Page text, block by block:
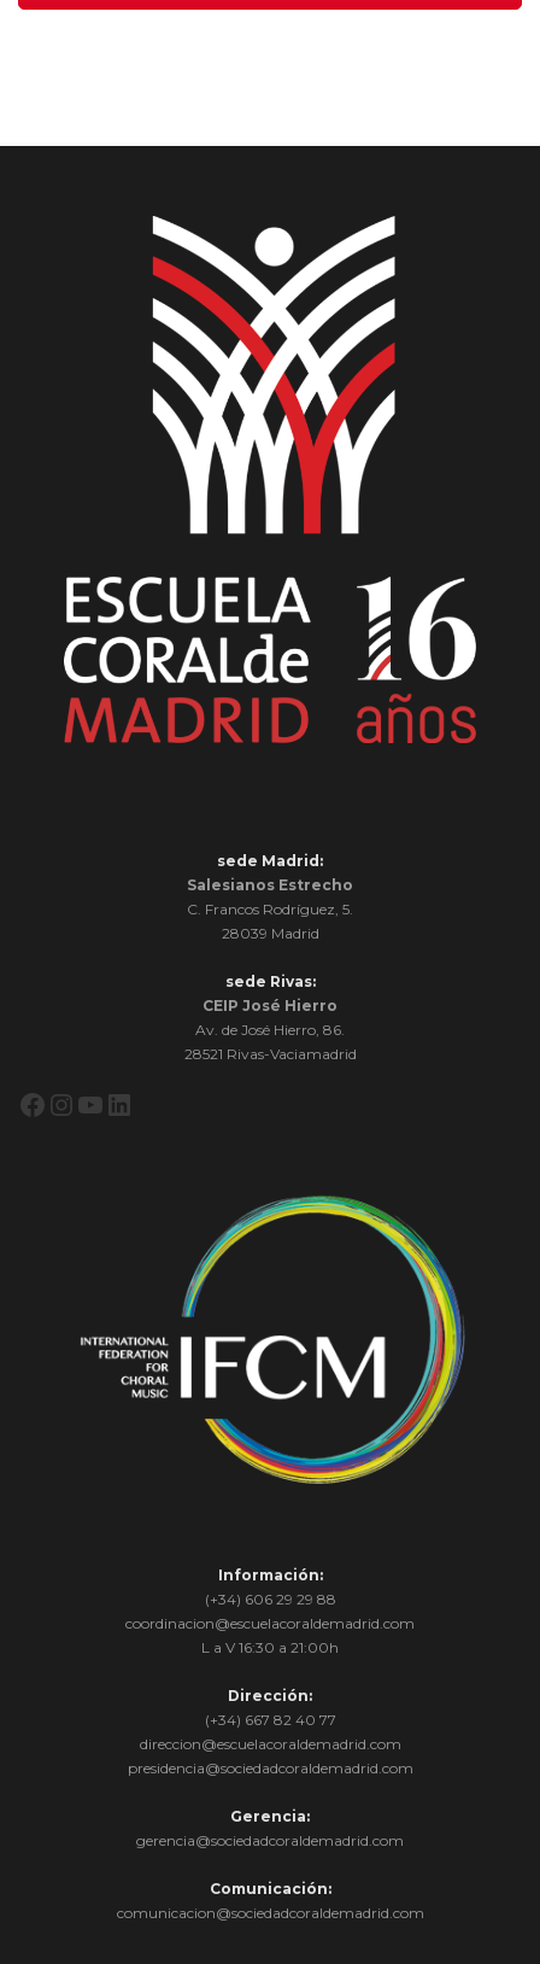
sede Madrid:
Salesianos Estrecho
C. Francos Rodríguez, 5.
28039 Madrid
sede Rivas:
CEIP José Hierro
Av. de José Hierro, 86.
28521 Rivas-Vaciamadrid
Facebook
Instagram
YouTube
LinkedIn
Información:
(+34) 606 29 29 88
coordinacion@escuelacoraldemadrid.com
L a V 16:30 a 21:00h
Dirección:
(+34) 667 82 40 77
direccion@escuelacoraldemadrid.com
presidencia@sociedadcoraldemadrid.com
Gerencia:
gerencia@sociedadcoraldemadrid.com
Comunicación:
comunicacion@sociedadcoraldemadrid.com